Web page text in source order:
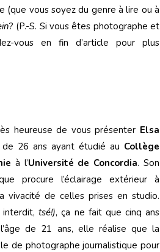
vous soyez du genre à lire ou à
? (P.-S. Si vous êtes photographe et
vous en fin d’article pour plus
heureuse de vous présenter Elsa
de 26 ans ayant étudié au Collège
à l’Université de Concordia. Son
procure l’éclairage extérieur à
vivacité de celles prises en studio.
interdit,tsé!), ça ne fait que cinq ans
de 21 ans, elle réalise que la
de photographe journalistique pour